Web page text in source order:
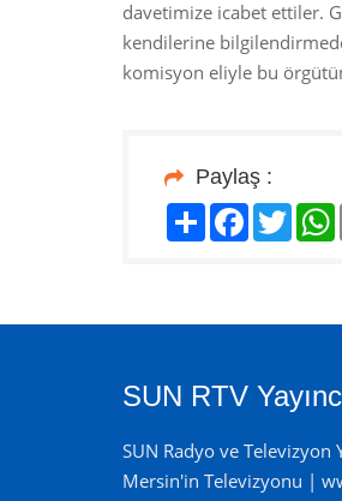
davetimize icabet ettiler.
kendilerine
komisyon eliyle bu
Paylaş :
PaylaşFacebook
SUN RTV
SUN Radyo ve Televizyon
Mersin'in Televizyonu |